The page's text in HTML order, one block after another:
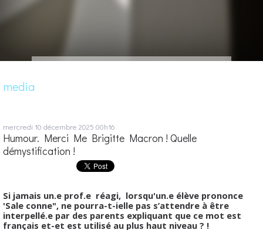
media
mercredi 10 décembre 2025 00h16
Humour. Merci Me Brigitte Macron ! Quelle
démystification !
Si jamais un.e prof.e réagi, lorsqu'un.e élève prononce
'Sale conne", ne pourra-t-ielle pas s’attendre à être
interpellé.e par des parents expliquant que ce mot est
français et-et est utilisé au plus haut niveau ? !